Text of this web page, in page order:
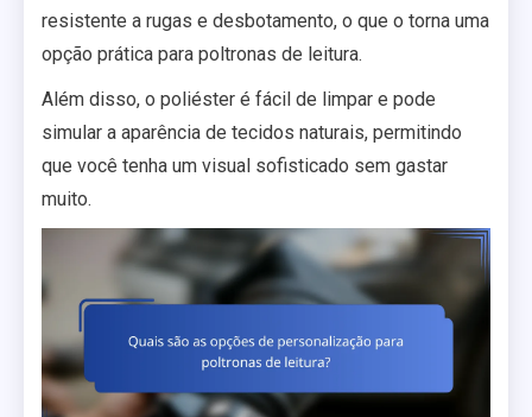
resistente a rugas e desbotamento, o que o torna uma
opção prática para poltronas de leitura.
Além disso, o poliéster é fácil de limpar e pode
simular a aparência de tecidos naturais, permitindo
que você tenha um visual sofisticado sem gastar
muito.